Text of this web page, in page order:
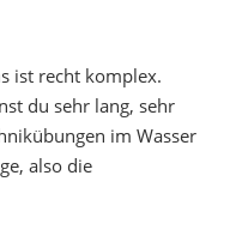
ist recht komplex.
du sehr lang, sehr
im Wasser
also die